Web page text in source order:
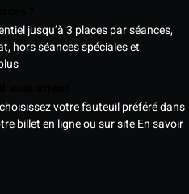
jusqu’à 3 places par séances,
hors séances spéciales et
votre fauteuil préféré dans
billet en ligne ou sur siteEn savoir